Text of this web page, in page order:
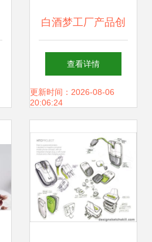
白酒梦工厂产品创
意设计 | 邛酒网站
设计
查看详情
更新时间：2026-08-06
20:06:24